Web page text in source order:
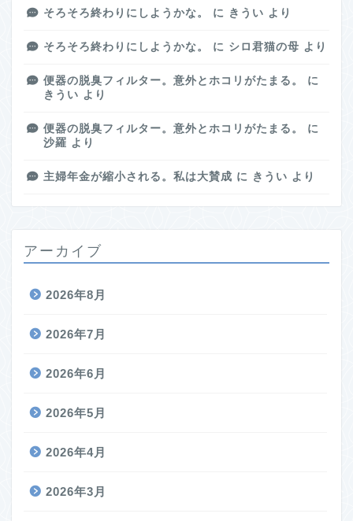
そろそろ終わりにしようかな。 に きうい より
そろそろ終わりにしようかな。 に シロ君猫の母 より
便器の脱臭フィルター。意外とホコリがたまる。
に
きうい より
便器の脱臭フィルター。意外とホコリがたまる。
に
沙羅 より
主婦年金が縮小される。私は大賛成 に きうい より
アーカイブ
2026年8月
2026年7月
2026年6月
2026年5月
2026年4月
2026年3月